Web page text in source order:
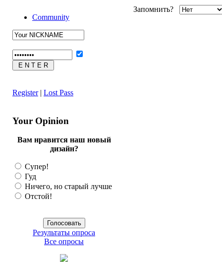
Community
Register| Lost Pass
Your Opinion
Вам нравится наш новый
дизайн?
Супер!
Гуд
Ничего, но старый лучше
Отстой!
Результаты опроса
Все опросы
Запомнить?